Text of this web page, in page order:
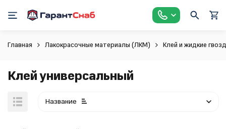
Главная Лакокрасочные материалы (ЛКМ) Клей и жидкие
Клей универсальный
Название